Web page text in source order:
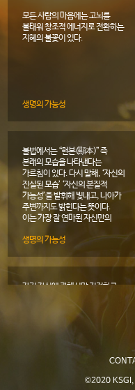
모든 사람의 마음에는 고뇌를
불태워 창조적 에너지로 전환하는
지혜의 불꽃이 있다.
생명의 가능성
불법에서는 “현본(顯本)” 즉
본래의 모습을 나타낸다는
가르침이 있다. 다시 말해, ‘자신의
진실된 모습’ ‘자신의 본질적
가능성’을 발휘해 빛내고, 나아가
주변까지도 밝힌다는 뜻이다.
이는 가장 잘 연마된 자신만의
자신의 신념을 관철하며 자기답게
생명의 가능성
자기 자신에 관해서만 걱정하고
목적이나 목표를 찾기 힘들다.
그러나 관점을 바꿔 ‘타인을 위해’
있을까?’라고 사색하면 미래를
©2020 KSGI,